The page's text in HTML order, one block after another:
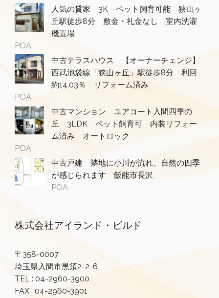
人気の貸家 3K ペット飼育可能 狭山ヶ
丘駅徒歩8分 敷金・礼金なし 室内洗濯
機置場
POA
中古テラスハウス 【オーナーチェンジ】
西武池袋線「狭山ヶ丘」駅徒歩8分 利回
約14.03％ リフォーム済み
POA
中古マンション ユアコート入間四季の
丘 3LDK ペット飼育可 内装リフォー
ム済み オートロック
POA
中古戸建 隣地に小川が流れ、自然の四季
が感じられます 飯能市長沢
POA
株式会社アイランド・ビルド
〒358-0007
埼玉県入間市黒須2-2-6
TEL : 04-2960-3900
FAX : 04-2960-3901